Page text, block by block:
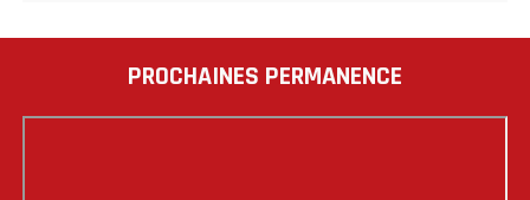
PROCHAINES PERMANENCE